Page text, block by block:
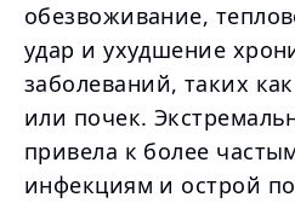
обезвоживание,
удар и ухудшение
заболеваний, таких
или почек.
привела к более
инфекциям и острой